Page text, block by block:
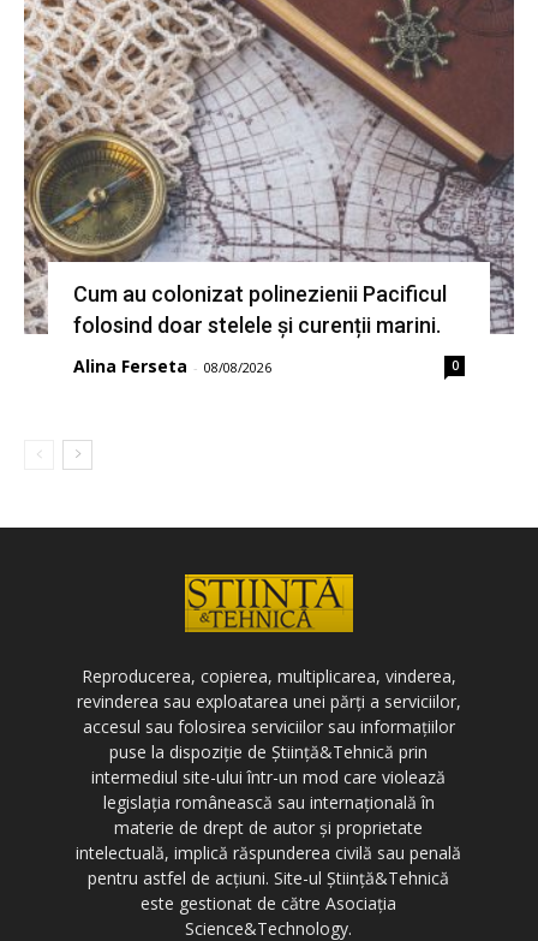
Cum au colonizat polinezienii Pacificul
folosind doar stelele și curenții marini.
Alina Ferseta - 08/08/2026 0
Reproducerea, copierea, multiplicarea, vinderea,
revinderea sau exploatarea unei părți a serviciilor,
accesul sau folosirea serviciilor sau informațiilor
puse la dispoziție de Știință&Tehnică prin
intermediul site-ului într-un mod care violează
legislația românească sau internațională în
materie de drept de autor și proprietate
intelectuală, implică răspunderea civilă sau penală
pentru astfel de acțiuni. Site-ul Știință&Tehnică
este gestionat de către Asociația
Science&Technology.